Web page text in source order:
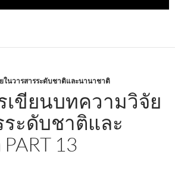
ในวารสารระดับชาติและนานาชาติ
เขียนบทความวิจัย
ระดับชาติและ
13